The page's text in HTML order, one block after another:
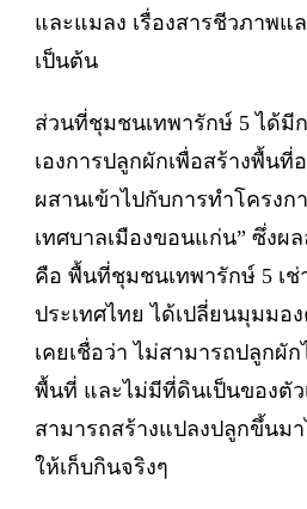
และแมลง เรื่องสารชีวภาพแล
เป็นต้น
ส่วนที่ชุมชนเทพารักษ์ 5 ได้มี
เองการปลูกผักเพื่อสร้างพื้นที่
ผสานเข้าไปกับการทำโครงก
เทศบาลเมืองขอนแก่น” ซึ่งผ
คือ พื้นที่ชุมชนเทพารักษ์ 5 เช่
ประเทศไทย ได้เปลี่ยนมุมมอ
เคยเชื่อว่า ไม่สามารถปลูกผั
พื้นที่ และไม่มีที่ดินเป็นของตัว
สามารถสร้างแปลงปลูกขึ้นม
ให้เก็บกินจริงๆ